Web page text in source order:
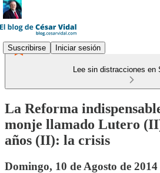
Suscribirse Iniciar sesión
Lee sin distracciones en
La Reforma
monje llamado Lutero
años (II): la crisis
Domingo, 10 de Agosto de 2014